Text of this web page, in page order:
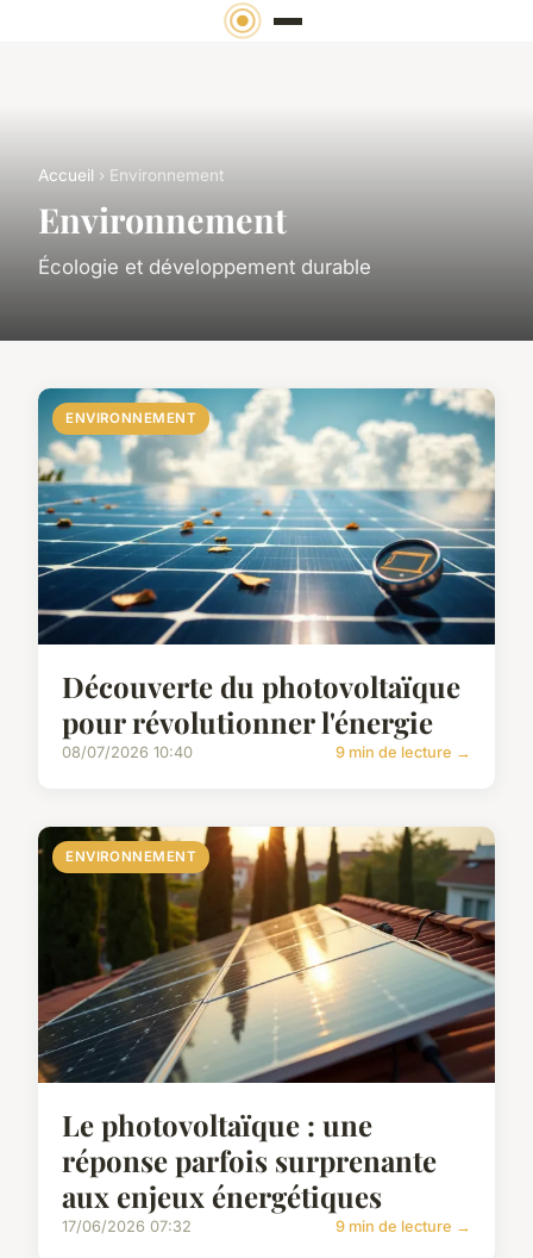
Accueil › Environnement
Environnement
Écologie et développement durable
ENVIRONNEMENT
Découverte du photovoltaïque
pour révolutionner l'énergie
08/07/2026 10:40 9 min de lecture →
ENVIRONNEMENT
Le photovoltaïque : une
réponse parfois surprenante
aux enjeux énergétiques
17/06/2026 07:32 9 min de lecture →